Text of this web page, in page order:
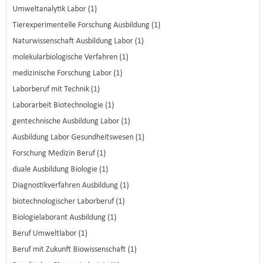
Umweltanalytik Labor (1)
Tierexperimentelle Forschung Ausbildung (1)
Naturwissenschaft Ausbildung Labor (1)
molekularbiologische Verfahren (1)
medizinische Forschung Labor (1)
Laborberuf mit Technik (1)
Laborarbeit Biotechnologie (1)
gentechnische Ausbildung Labor (1)
Ausbildung Labor Gesundheitswesen (1)
Forschung Medizin Beruf (1)
duale Ausbildung Biologie (1)
Diagnostikverfahren Ausbildung (1)
biotechnologischer Laborberuf (1)
Biologielaborant Ausbildung (1)
Beruf Umweltlabor (1)
Beruf mit Zukunft Biowissenschaft (1)